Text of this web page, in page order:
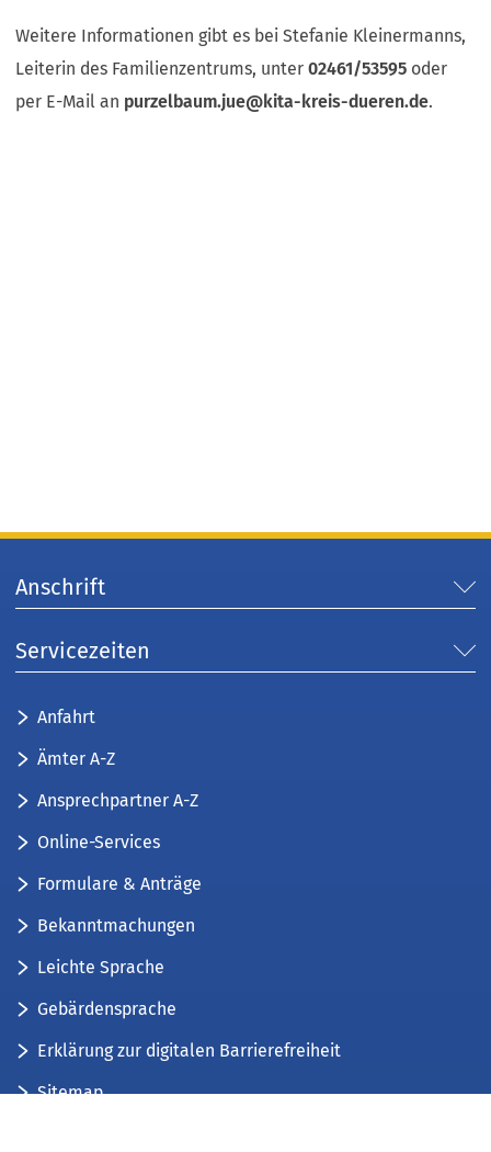
Weitere Informationen gibt es bei Stefanie Kleinermanns,
Leiterin des Familienzentrums, unter02461/53595 oder
per E-Mail an purzelbaum.jue kita-kreis-dueren de.
Anschrift
Servicezeiten
Anfahrt
Ämter A-Z
Ansprechpartner A-Z
Online-Services
Formulare & Anträge
Bekanntmachungen
Leichte Sprache
Gebärdensprache
Erklärung zur digitalen Barrierefreiheit
Sitemap